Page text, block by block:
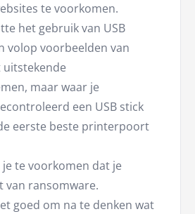
te voorkomen.
het gebruik van USB
volop voorbeelden van
maar waar je
een USB stick
eerste beste printerpoort
te voorkomen dat je
ransomware.
goed om na te denken wat